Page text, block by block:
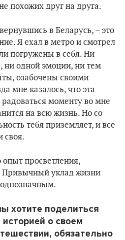
похожих друг на друга.
в Беларусь, – это
Я ехал в метро и смотрел
погружены в себя. Ни
ни одной эмоции, ни тем
озабочены своими
мне казалось, что эта
моменту во мне
на всю жизнь. Но со
тебя приземляет, и все
своя.
просветления,
Привычный уклад жизни
хотите поделиться
историей о своем
обязательно